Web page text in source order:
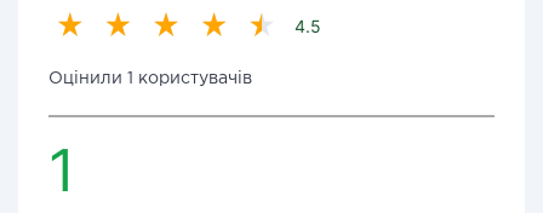
4.5
Оцінили 1 користувачів
1